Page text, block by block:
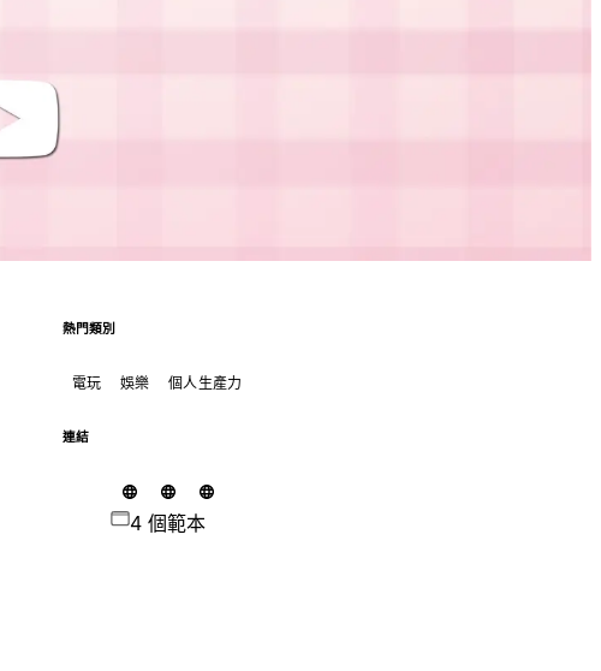
熱門類別
電玩 娛樂 個人生產力
連結
4 個範本